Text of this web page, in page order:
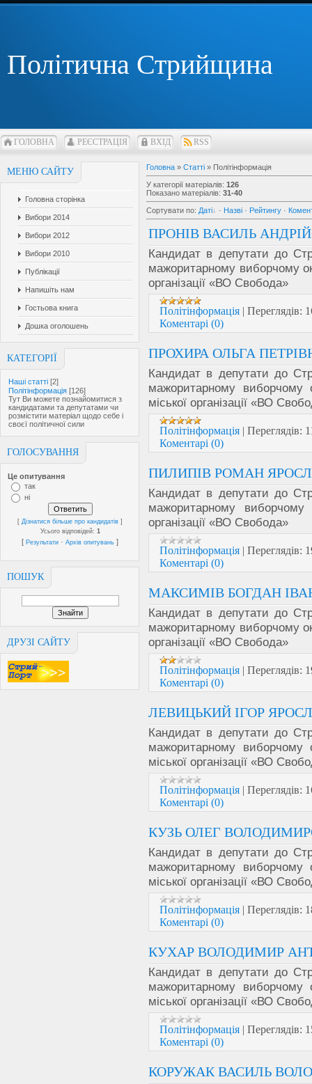
Політична Стрийщина
ГОЛОВНА РЕЄСТРАЦІЯ ВХІД RSS
МЕНЮ САЙТУ
Головна сторінка
Вибори 2014
Вибори 2012
Вибори 2010
Публікації
Напишіть нам
Гостьова книга
Дошка оголошень
КАТЕГОРІЇ
Наші статті [2]
Політінформація [126]
Тут Ви можете познайомитися з
кандидатами та депутатами чи
розмістити матеріал щодо себе і
своєї політичної сили
ГОЛОСУВАННЯ
Це опитування
так
ні
[Дізнатися більше про кандидатів ]
Усього відповідей: 1
[Результати ·Архів опитувань ]
ПОШУК
ДРУЗІ САЙТУ
Головна » Статті » Політінформація
У категорії матеріалів: 126
Показано матеріалів: 31-40
Сортувати по: Даті · Назві · Рейтингу ·
ПРОНІВ ВАСИЛЬ
Кандидат в депутати до
мажоритарному виборчому
організації «ВО Свобода»
Політінформація | Переглядів:
Коментарі (0)
ПРОХИРА ОЛЬГА
Кандидат в депутати до
мажоритарному
міської організації «ВО
Політінформація | Переглядів:
Коментарі (0)
ПИЛИПІВ РОМАН
Кандидат в депутати до
мажоритарному
організації «ВО Свобода»
Політінформація | Переглядів:
Коментарі (0)
МАКСИМІВ БОГДАН
Кандидат в депутати до
мажоритарному виборчому
організації «ВО Свобода»
Політінформація | Переглядів:
Коментарі (0)
ЛЕВИЦЬКИЙ ІГОР
Кандидат в депутати до
мажоритарному
міської організації «ВО
Політінформація | Переглядів:
Коментарі (0)
КУЗЬ ОЛЕГ
Кандидат в депутати до
мажоритарному
міської організації «ВО
Політінформація | Переглядів:
Коментарі (0)
КУХАР ВОЛОДИМИР
Кандидат в депутати до
мажоритарному
міської організації «ВО
Політінформація | Переглядів:
Коментарі (0)
КОРУЖАК ВАСИЛЬ